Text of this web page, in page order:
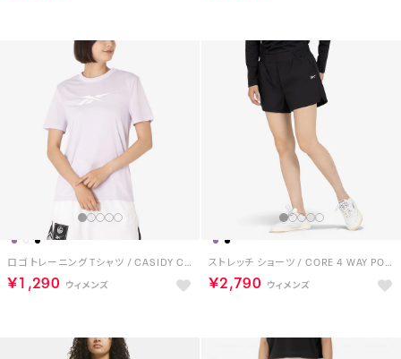
ロゴ トレーニング Tシャツ / CASIDY CORE SS TOP （ペールパープル）
￥1,290
ストレッチ ショーツ / CORE 4 WAY POCKETED STRETCH SHORT （ブラック）
￥2,790